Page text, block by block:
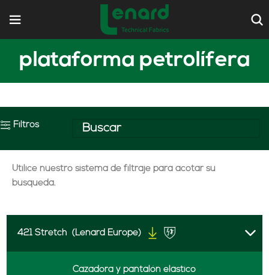
plataforma petrolífera
Filtros
Utilice nuestro sistema de filtraje para acotar su
búsqueda.
421 Stretch (Lenard Europe)
Cazadora y pantalón elástico